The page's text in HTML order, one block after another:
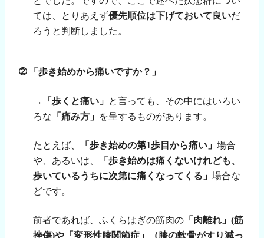
ては、とりあえず優先順位は下げておいて良いだ
ろうと判断しました。
➁ 「歩き始めから痛いですか？」
→ 「歩くと痛い」 と言っても、その中にはいろい
ろな 「痛み方」 を呈するものがあります。
たとえば、 「歩き始めの第1歩目から痛い」場合
や、あるいは、
「歩き始めは痛くないけれども、
歩いているうちに次第に痛くなってくる」場合な
どです。
前者であれば、ふくらはぎの筋肉の 「肉離れ」(筋
挫傷)や「変形性膝関節症」（膝の軟骨がすり減っ